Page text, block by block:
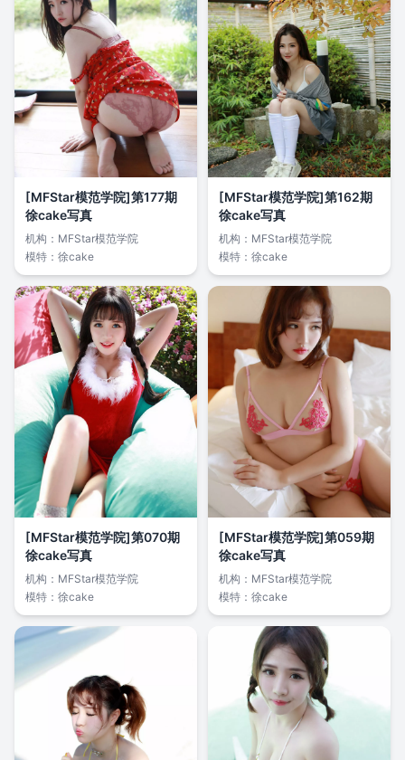
[MFStar模范学院]第177期
徐cake写真
机构： MFStar模范学院
模特： 徐cake
[MFStar模范学院]第162期
徐cake写真
机构： MFStar模范学院
模特： 徐cake
[MFStar模范学院]第070期
徐cake写真
机构： MFStar模范学院
模特： 徐cake
[MFStar模范学院]第059期
徐cake写真
机构： MFStar模范学院
模特： 徐cake